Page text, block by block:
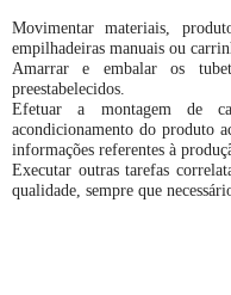
Movimentar materiais,
empilhadeiras manuais ou
Amarrar e embalar os
preestabelecidos.
Efetuar a montagem de
acondicionamento do produto
informações referentes à
Executar outras tarefas
qualidade, sempre que